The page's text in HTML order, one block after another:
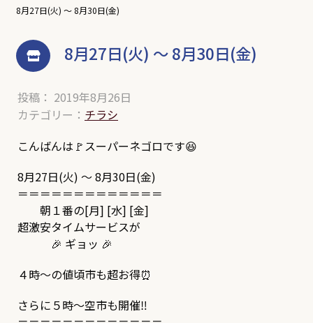
8月27日(火) ～ 8月30日(金)
8月27日(火) ～ 8月30日(金)
投稿： 2019年8月26日
カテゴリー： チラシ
こんばんは🚩スーパーネゴロです😆
8月27日(火) ～ 8月30日(金)
＝＝＝＝＝＝＝＝＝＝＝＝＝
朝１番の[月] [水] [金]
超激安タイムサービスが
🎉 ギョッ 🎉
４時～の値頃市も超お得⏰
さらに５時～空市も開催‼